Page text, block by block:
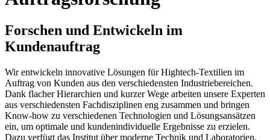
Forschen und Entwickeln im
Kundenauftrag
Wir entwickeln innovative Lösungen für Hightech-Textilien im
Auftrag von Kunden aus den verschiedensten Industriebereichen.
Dank flacher Hierarchien und kurzer Wege arbeiten unsere Experten
aus verschiedensten Fachdisziplinen eng zusammen und bringen
Know-how zu verschiedenen Technologien und Lösungsansätzen
ein, um optimale und kundenindividuelle Ergebnisse zu erzielen.
Dazu verfügt das Institut über moderne Technik und Laboratorien,